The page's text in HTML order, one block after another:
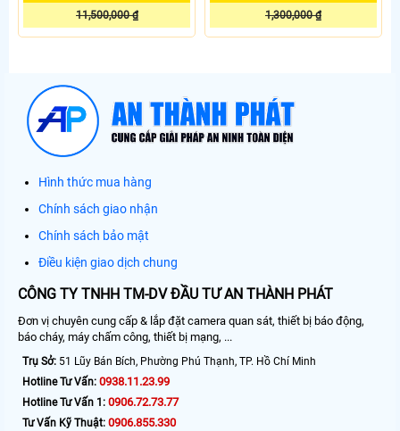
11,500,000 ₫ 1,300,000 ₫
Hình thức mua hàng
Chính sách giao nhận
Chính sách bảo mật
Điều kiện giao dịch chung
CÔNG TY TNHH TM-DV ĐẦU TƯ AN THÀNH PHÁT
Đơn vị chuyên cung cấp & lắp đặt camera quan sát, thiết bị báo động,
báo cháy, máy chấm công, thiết bị mạng, ...
Trụ Sở: 51 Lũy Bán Bích, Phường Phú Thạnh, TP. Hồ Chí Minh
Hotline Tư Vấn: 0938.11.23.99
Hotline Tư Vấn 1: 0906.72.73.77
Tư Vấn Kỹ Thuật: 0906.855.330